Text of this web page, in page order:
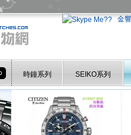
金
時鐘系列 SEIKO系列